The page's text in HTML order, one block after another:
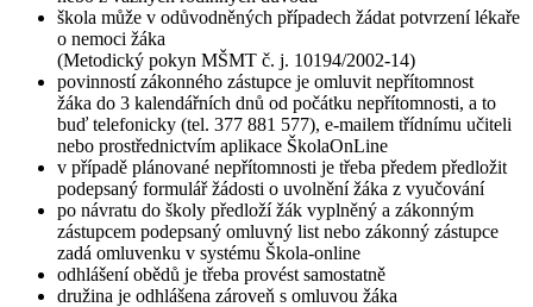
škola může v odůvodněných případech žádat potvrzení lékaře
o nemoci žáka
(Metodický pokyn MŠMT č. j. 10194/2002-14)
povinností zákonného zástupce je omluvit nepřítomnost
žáka do 3 kalendářních dnů od počátku nepřítomnosti, a to
buď telefonicky (tel. 377 881 577), e-mailem třídnímu učiteli
nebo prostřednictvím aplikace ŠkolaOnLine
v případě plánované nepřítomnosti je třeba předem předložit
podepsaný formulář žádosti o uvolnění žáka z vyučování
po návratu do školy předloží žák vyplněný a zákonným
zástupcem podepsaný omluvný list nebo zákonný zástupce
zadá omluvenku v systému Škola-online
odhlášení obědů je třeba provést samostatně
družina je odhlášena zároveň s omluvou žáka